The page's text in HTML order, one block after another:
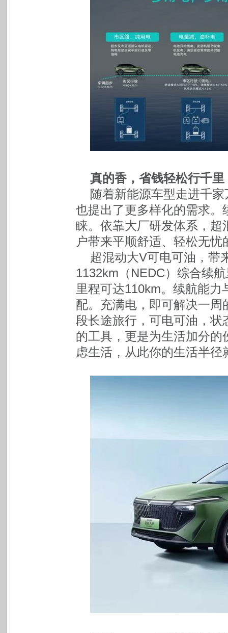
真的香，省钱轻松行千里
随着新能源车型走进千
也提出了更多样化的需求
睐。依靠大厂研发体系，
户带来平顺舒适、轻松无
超混动大V可电可油，带
1132km（NEDC）综合续
里程可达110km。续航能
配。充满电，即可解决一
段长途旅行，可电可油，
的工具，更是为生活加分
虑生活，从此你的生活半